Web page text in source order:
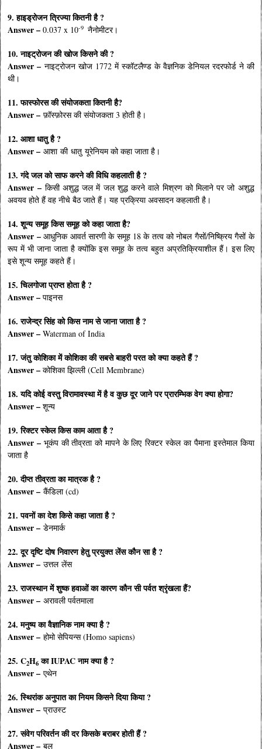
9. हाइड्रोजन त्रिज्या कितनी है ?
Answer – 0.037 x 10-9नैनोमीटर।
10. नाइट्रोजन की खोज किसने की ?
Answer –नाइट्रोजन खोज 1772 में स्कॉटलैण्ड के वैज्ञनिक डेनियल रदरफोर्ड ने की
थी।
11.फास्फोरस की संयोजकता कितनी है?
Answer –फ़ॉस्फ़ोरस की संयोजकता 3 होती है ।
12. आशा धातु है ?
Answer –आशा की धातु यूरेनियम को कहा जाता है ।
13. गंदे जल को साफ करने की विधि कहलाती है ?
Answer – किसी अशुद्ध जल में जल शुद्ध करने वाले मिश्रण को मिलाने पर जो अशुद्ध
अवयव होते हैं वह नीचे बैठ जाते हैं। यह प्रक्रिया अवसादन कहलाती है।
14. शून्य समूह किस समूह को कहा जाता है?
Answer –आधुनिक आवर्त सारणी के समूह 18 के तत्व को नोबल गैसों/निष्क्रिय गैसों के
रूप में भी जाना जाता है क्योंकि इस समूह के तत्व बहुत अप्रतिक्रियाशील हैं। इस लिए
इसे शून्य समूह कहते हैं।
15. चिलगोजा प्राप्त होता है ?
Answer –पाइनस
16. राजेन्द्र सिंह को किस नाम से जाना जाता है ?
Answer –Waterman of India
17. जंतु कोशिका में कोशिका की सबसे बाहरी परत को क्या कहते हैं ?
Answer –कोशिका झिल्ली (Cell Membrane)
18. यदि कोई वस्तु विरामावस्था में है व कुछ दूर जाने पर प्रारम्भिक वेग क्या होगा?
Answer –शून्य
19. रिक्टर स्केल किस काम आता है ?
Answer – भूकंप की तीव्रता को मापने के लिए रिक्टर स्केल का पैमाना इस्तेमाल किया
जाता है
20. दीप्त तीव्रता का मात्रक है ?
Answer –कैंडिला (cd)
21. पवनों का देश किसे कहा जाता है ?
Answer –डेनमार्क
22. दूर दृष्टि दोष निवारण हेतु प्रयुक्त लेंस कौन सा है ?
Answer –उत्तल लेंस
23. राजस्थान में शुष्क हवाओं का कारण कौन सी पर्वत श्रृंखला हैं?
Answer –अरावली पर्वतमाला
24. मनुष्य का वैज्ञानिक नाम क्या है ?
Answer –होमो सेपियन्स (Homo sapiens)
25. C2H6का IUPAC नाम क्या है ?
Answer –एथेन
26. स्थिरांक अनुपात का नियम किसने दिया किया ?
Answer –प्राउस्ट
27. संवेग परिवर्तन की दर किसके बराबर होतीहैं ?
Answer –बल